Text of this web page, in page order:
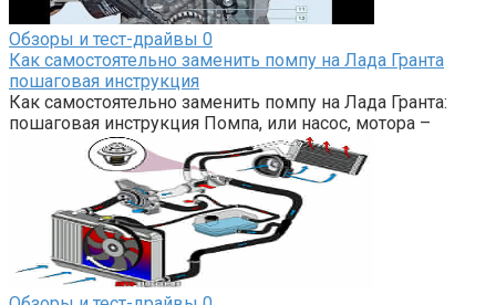
Обзоры и тест-драйвы 0
Как самостоятельно заменить помпу на Лада Гранта
пошаговая инструкция
Как самостоятельно заменить помпу на Лада Гранта:
пошаговая инструкция Помпа, или насос, мотора –